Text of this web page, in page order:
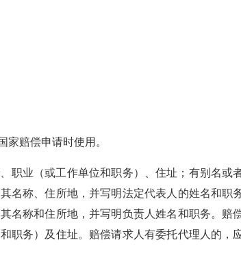
赔偿申请时使用。
职业（或工作单位和职务）、住址；有别名或
名称、住所地，并写明法定代表人的姓名和职
名称和住所地，并写明负责人姓名和职务。赔
职务）及住址。赔偿请求人有委托代理人的，